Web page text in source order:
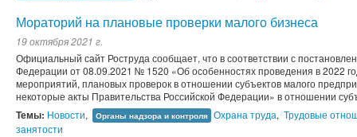
Мораторий на плановые проверки малого бизнеса
19 октября 2021 г.
Официальный сайт Роструда сообщает, что в соответствии с
Федерации от 08.09.2021 № 1520 «Об особенностях проведения в 2022
мероприятий, плановых проверок в отношении субъектов малого
некоторые акты Правительства Российской Федерации» в отношении
Темы: Новости, Органы надзора и контроля Охрана труда, Трудовые
занятости